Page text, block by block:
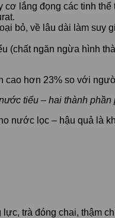
lắng đọng các tinh
bỏ, về lâu dài làm suy
(chất ngăn ngừa hình
cao hơn 23% so với
tiểu – hai thành phần
nước lọc – hậu quả là
trà đóng chai, thậm